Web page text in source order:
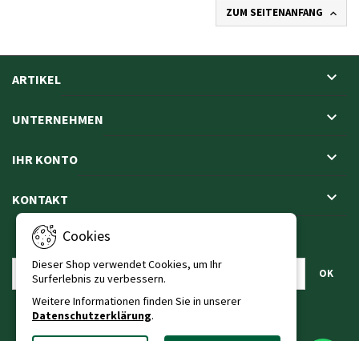
ZUM SEITENANFANG 
ARTIKEL 
UNTERNEHMEN 
IHR KONTO 
KONTAKT 
Cookies
Dieser Shop verwendet Cookies, um Ihr
Surferlebnis zu verbessern.
Weitere Informationen finden Sie in unserer
Datenschutzerklärung.